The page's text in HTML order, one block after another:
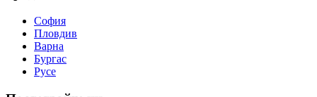
София
Пловдив
Варна
Бургас
Русе